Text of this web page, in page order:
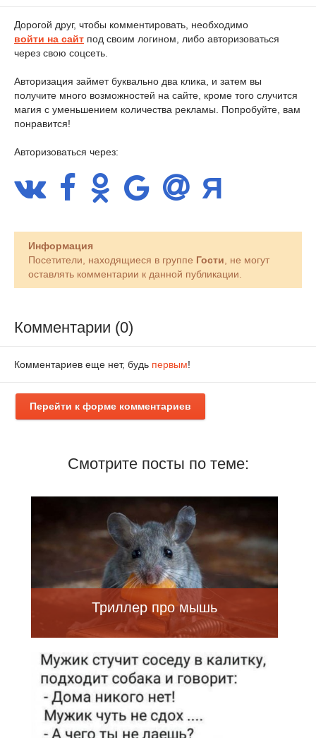
Дорогой друг, чтобы комментировать, необходимо
войти на сайт под своим логином, либо авторизоваться
через свою соцсеть.
Авторизация займет буквально два клика, и затем вы
получите много возможностей на сайте, кроме того случится
магия с уменьшением количества рекламы. Попробуйте, вам
понравится!
Авторизоваться через:
Информация
Посетители, находящиеся в группе Гости , не могут
оставлять комментарии к данной публикации.
Комментарии (0)
Комментариев еще нет, будь первым!
Перейти к форме комментариев
Смотрите посты по теме:
Триллер про мышь